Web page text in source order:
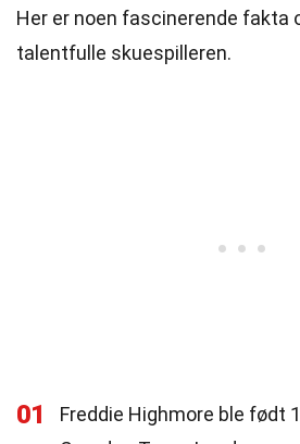
Her er noen fascinerende fakta
talentfulle skuespilleren.
01
Freddie Highmore ble født